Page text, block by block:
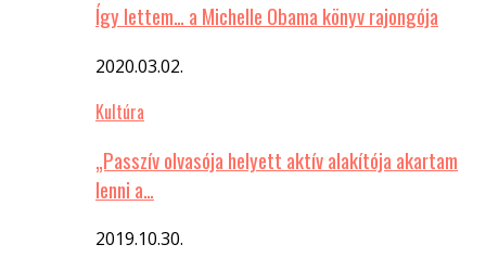
Így lettem… a Michelle Obama könyv rajongója
2020.03.02.
Kultúra
„Passzív olvasója helyett aktív alakítója akartam
lenni a…
2019.10.30.